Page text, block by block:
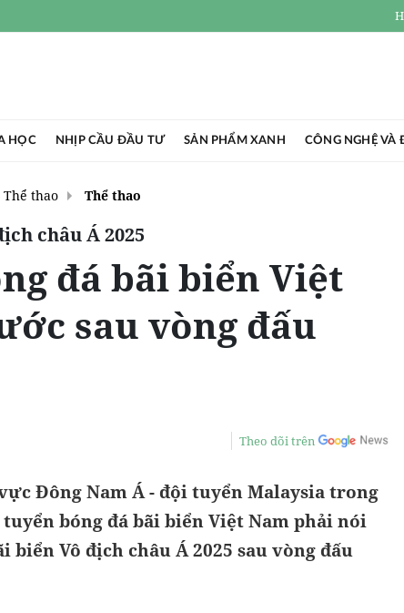
HỌC NHỊP CẦU ĐẦU TƯ SẢN PHẨM XANH CÔNG NGHỆ VÀ
Thể thao Thể thao
châu Á 2025
đá bãi biển Việt
sau vòng đấu
Theo dõi trên
Đông Nam Á - đội tuyển Malaysia trong
bóng đá bãi biển Việt Nam phải nói
biển Vô địch châu Á 2025 sau vòng đấu